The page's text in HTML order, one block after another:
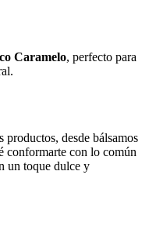
Caramelo, perfecto para
productos, desde bálsamos
conformarte con lo común
un toque dulce y